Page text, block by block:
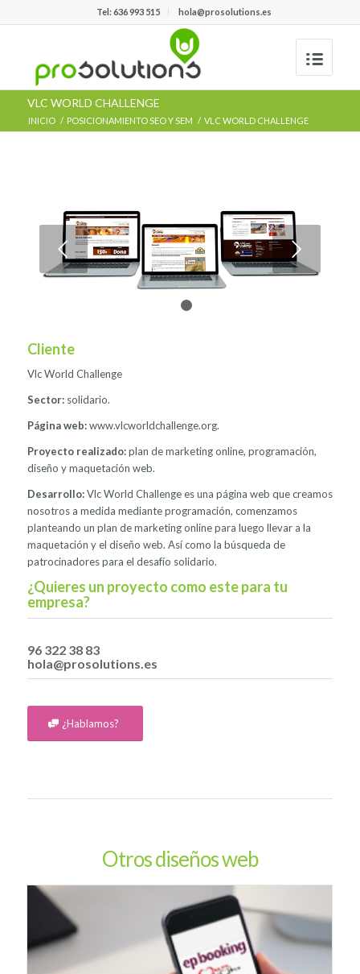
Tel: 636 993 515 hola@prosolutions.es
VLC WORLD CHALLENGE
INICIO / POSICIONAMIENTO SEO Y SEM / VLC WORLD CHALLENGE
Posterior
Cliente
Vlc World Challenge
Sector: solidario.
Página web:www.vlcworldchallenge.org.
Proyecto realizado:plan de marketing online, programación,
diseño y maquetación web.
Desarrollo:Vlc World Challenge es una página web que creamos
nosotros a medida mediante programación, comenzamos
planteando un plan de marketing online para luego llevar a la
maquetación y el diseño web. Así como la búsqueda de
patrocinadores para el desafío solidario.
¿Quieres un proyecto como este para tu
empresa?
96 322 38 83
hola@prosolutions.es
¿Hablamos?
Otros diseños web